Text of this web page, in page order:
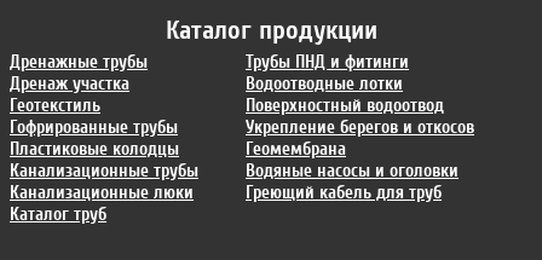
Каталог продукции
Дренажные трубы
Дренаж участка
Геотекстиль
Гофрированные трубы
Пластиковые колодцы
Канализационные трубы
Канализационные люки
Каталог труб
Трубы ПНД и фитинги
Водоотводные лотки
Поверхностный водоотвод
Укрепление берегов и откосов
Геомембрана
Водяные насосы и оголовки
Греющий кабель для труб